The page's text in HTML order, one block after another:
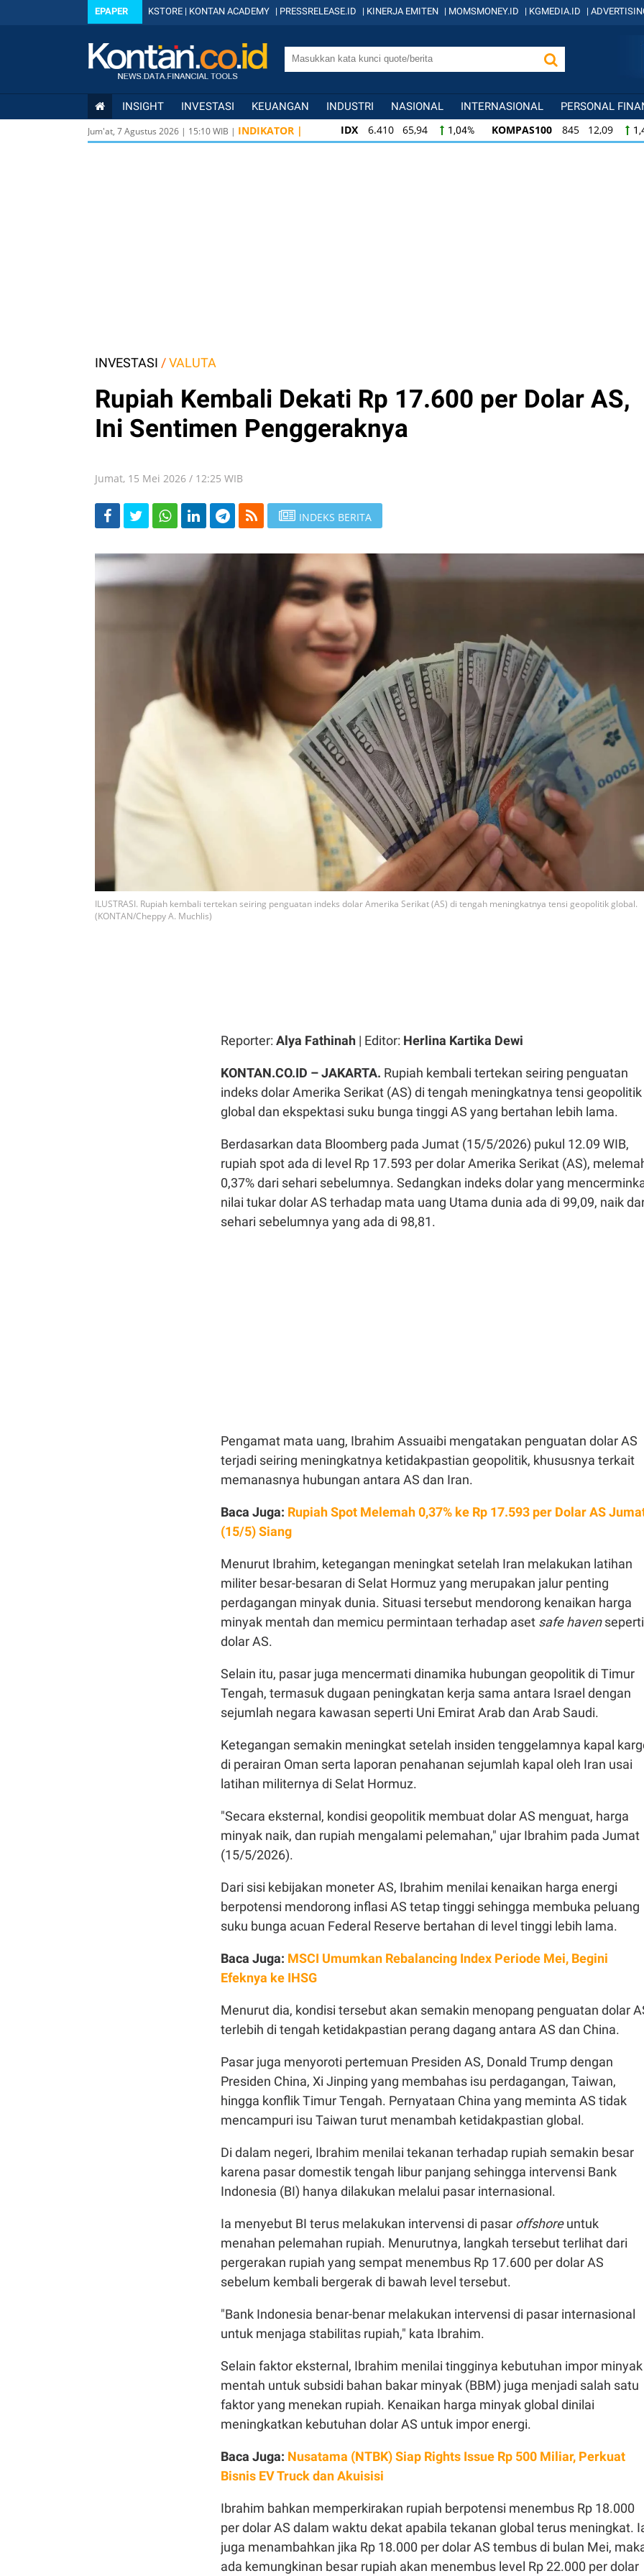
EPAPER KSTORE | KONTAN ACADEMY | PRESSRELEASE.ID | KINERJA EMITEN | MOMSMONEY.ID | KGMEDIA.ID |
INSIGHT INVESTASI KEUANGAN INDUSTRI NASIONAL INTERNASIONAL PERSONAL
Jum'at, 7 Agustus 2026 | 15:10WIB | INDIKATOR | IDX 6.410 65,94 1,04% KOMPAS100 845 12,09
KOMPAS100
845 12,09 1,45% LQ45 640 9,44
INVESTASI /VALUTA
Rupiah Kembali Dekati Rp 17.600 per Dolar AS,
Ini Sentimen Penggeraknya
Jumat, 15 Mei 2026 / 12:25 WIB
INDEKS BERITA
ILUSTRASI. Rupiah kembali tertekan seiring penguatan indeks dolar Amerika Serikat (AS) di tengah meningkatnya tensi geopolitik global.
(KONTAN/Cheppy A. Muchlis)
Reporter: Alya Fathinah | Editor: Herlina Kartika Dewi
KONTAN.CO.ID – JAKARTA. Rupiah kembali tertekan seiring penguatan
indeks dolar Amerika Serikat (AS) di tengah meningkatnya tensi geopolitik
global dan ekspektasi suku bunga tinggi AS yang bertahan lebih lama.
Berdasarkan data Bloomberg pada Jumat (15/5/2026) pukul 12.09 WIB,
rupiah spot ada di level Rp 17.593 per dolar Amerika Serikat (AS),
0,37% dari sehari sebelumnya. Sedangkan indeks dolar yang
nilai tukar dolar AS terhadap mata uang Utama dunia ada di 99,09, naik
sehari sebelumnya yang ada di 98,81.
Pengamat mata uang, Ibrahim Assuaibi mengatakan penguatan dolar AS
terjadi seiring meningkatnya ketidakpastian geopolitik, khususnya terkait
memanasnya hubungan antara AS dan Iran.
Baca Juga: Rupiah Spot Melemah 0,37% ke Rp 17.593 per Dolar AS
(15/5) Siang
Menurut Ibrahim, ketegangan meningkat setelah Iran melakukan latihan
militer besar-besaran di Selat Hormuz yang merupakan jalur penting
perdagangan minyak dunia. Situasi tersebut mendorong kenaikan harga
minyak mentah dan memicu permintaan terhadap aset safe havenseperti
dolar AS.
Selain itu, pasar juga mencermati dinamika hubungan geopolitik di Timur
Tengah, termasuk dugaan peningkatan kerja sama antara Israel dengan
sejumlah negara kawasan seperti Uni Emirat Arab dan Arab Saudi.
Ketegangan semakin meningkat setelah insiden tenggelamnya kapal
di perairan Oman serta laporan penahanan sejumlah kapal oleh Iran usai
latihan militernya di Selat Hormuz.
"Secara eksternal, kondisi geopolitik membuat dolar AS menguat, harga
minyak naik, dan rupiah mengalami pelemahan," ujar Ibrahim pada Jumat
(15/5/2026).
Dari sisi kebijakan moneter AS, Ibrahim menilai kenaikan harga energi
berpotensi mendorong inflasi AS tetap tinggi sehingga membuka peluang
suku bunga acuan Federal Reserve bertahan di level tinggi lebih lama.
Baca Juga: MSCI Umumkan Rebalancing Index Periode Mei, Begini
Efeknya ke IHSG
Menurut dia, kondisi tersebut akan semakin menopang penguatan dolar
terlebih di tengah ketidakpastian perang dagang antara AS dan China.
Pasar juga menyoroti pertemuan Presiden AS, Donald Trump dengan
Presiden China, Xi Jinping yang membahas isu perdagangan, Taiwan,
hingga konflik Timur Tengah. Pernyataan China yang meminta AS tidak
mencampuri isu Taiwan turut menambah ketidakpastian global.
Di dalam negeri, Ibrahim menilai tekanan terhadap rupiah semakin besar
karena pasar domestik tengah libur panjang sehingga intervensi Bank
Indonesia (BI) hanya dilakukan melalui pasar internasional.
Ia menyebut BI terus melakukan intervensi di pasar offshoreuntuk
menahan pelemahan rupiah. Menurutnya, langkah tersebut terlihat dari
pergerakan rupiah yang sempat menembus Rp 17.600 per dolar AS
sebelum kembali bergerak di bawah level tersebut.
"Bank Indonesia benar-benar melakukan intervensi di pasar internasional
untuk menjaga stabilitas rupiah," kata Ibrahim.
Selain faktor eksternal, Ibrahim menilai tingginya kebutuhan impor minyak
mentah untuk subsidi bahan bakar minyak (BBM) juga menjadi salah satu
faktor yang menekan rupiah. Kenaikan harga minyak global dinilai
meningkatkan kebutuhan dolar AS untuk impor energi.
Baca Juga: Nusatama (NTBK) Siap Rights Issue Rp 500 Miliar, Perkuat
Bisnis EV Truck dan Akuisisi
Ibrahim bahkan memperkirakan rupiah berpotensi menembus Rp 18.000
per dolar AS dalam waktu dekat apabila tekanan global terus meningkat.
juga menambahkan jika Rp 18.000 per dolar AS tembus di bulan Mei,
ada kemungkinan besar rupiah akan menembus level Rp 22.000 per dolar